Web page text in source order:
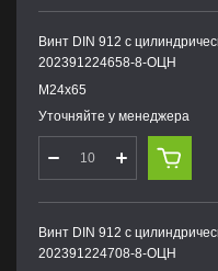
Винт DIN 912 с
202391224658-8-ОЦН
М24х65
Уточняйте у менеджера
Винт DIN 912 с
202391224708-8-ОЦН